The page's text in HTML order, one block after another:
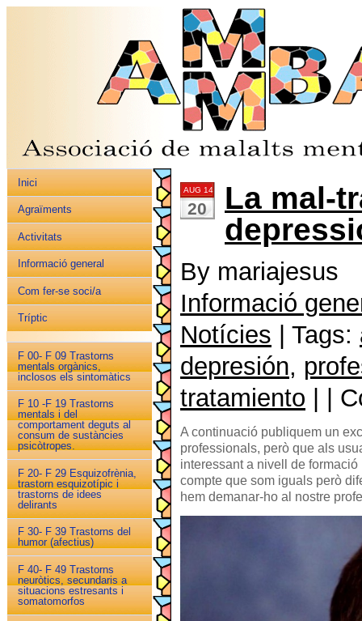
Inici
Agraïments
Activitats
Informació general
Com fer-se soci/a
Tríptic
F 00- F 09 Trastorns
mentals orgànics,
inclosos els sintomàtics
F 10 -F 19 Trastorns
mentals i del
comportament deguts al
consum de sustàncies
psicòtropes.
F 20- F 29 Esquizofrènia,
trastorn esquizotípic i
trastorns de idees
delirants
F 30- F 39 Trastorns del
humor (afectius)
F 40- F 49 Trastorns
neuròtics, secundaris a
situacions estresants i
somatomorfos
AUG 14
20
La mal-
By mariajesus
Informació
Notícies | Tags:
depresión,
tratamiento | |
A continuació publiquem un
professionals, però que als
interessant a nivell de
compte que som iguals però
hem demanar-ho al nostre